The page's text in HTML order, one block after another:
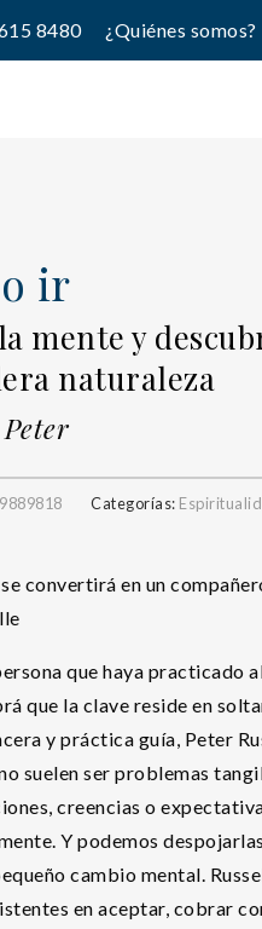
8480 ¿Quiénes somos?
ir
mente y
naturaleza
Categorías:
convertirá en un
que haya practicado
que la clave reside en
y práctica guía, Peter
suelen ser problemas
creencias o
Y podemos
cambio mental.
en aceptar, cobrar